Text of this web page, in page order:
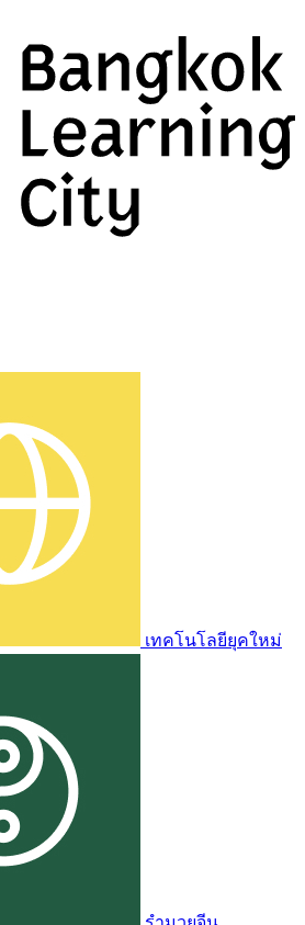
เทคโนโลยียุคใหม่